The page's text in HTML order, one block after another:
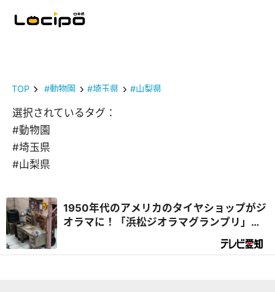
TOP #動物園 #埼玉県 #山梨県
選択されているタグ：
#動物園
#埼玉県
#山梨県
1950年代のアメリカのタイヤショップがジ
オラマに！「浜松ジオラマグランプリ」作